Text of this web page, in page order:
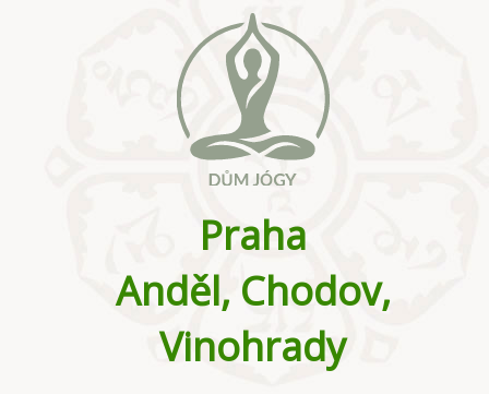
Praha
Anděl, Chodov,
Vinohrady